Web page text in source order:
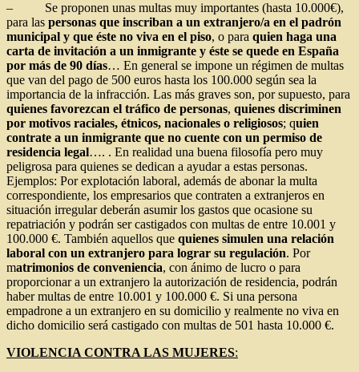
– Se proponen unas multas muy importantes (hasta 10.000€),
para las personas que inscriban a un extranjero/a en el padrón
municipal y que éste no viva en el piso, o para quien haga una
carta de invitación a un inmigrante y éste se quede en España
por más de 90 días… En general se impone un régimen de multas
que van del pago de 500 euros hasta los 100.000 según sea la
importancia de la infracción. Las más graves son, por supuesto, para
quienes favorezcan el tráfico de personas, quienes discriminen
por motivos raciales, étnicos, nacionales o religiosos; quien
contrate a un inmigrante que no cuente con un permiso de
residencia legal…. . En realidad una buena filosofía pero muy
peligrosa para quienes se dedican a ayudar a estas personas.
Ejemplos: Por explotación laboral, además de abonar la multa
correspondiente, los empresarios que contraten a extranjeros en
situación irregular deberán asumir los gastos que ocasione su
repatriación y podrán ser castigados con multas de entre 10.001 y
100.000 €. También aquellos que quienes simulen una relación
laboral con un extranjero para lograr su regulación. Por
matrimonios de conveniencia, con ánimo de lucro o para
proporcionar a un extranjero la autorización de residencia, podrán
haber multas de entre 10.001 y 100.000 €. Si una persona
empadrone a un extranjero en su domicilio y realmente no viva en
dicho domicilio será castigado con multas de 501 hasta 10.000 €.
VIOLENCIA CONTRA LAS MUJERES: